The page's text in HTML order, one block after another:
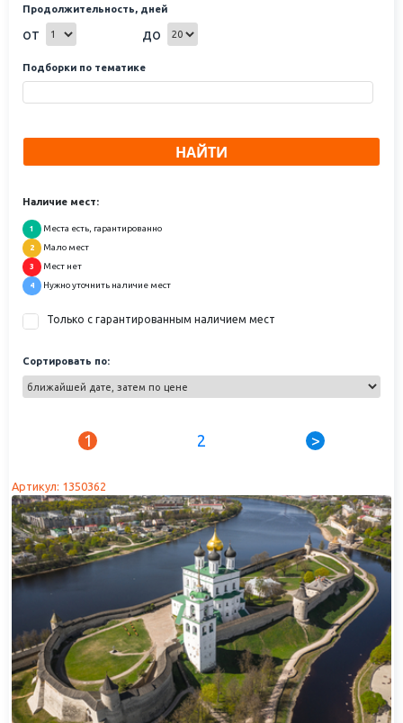
Продолжительность, дней
от до
Подборки по тематике
НАЙТИ
Наличие мест:
1 Места есть, гарантированно
2 Мало мест
3 Мест нет
4 Нужно уточнить наличие мест
Только с гарантированным наличием мест
Сортировать по:
1 2 >
Артикул: 1350362